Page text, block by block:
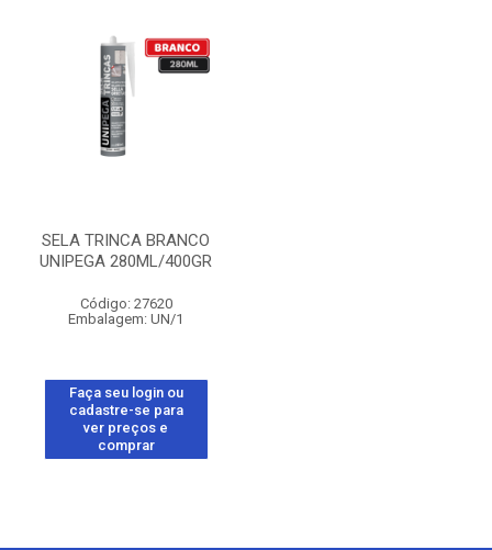
SELA TRINCA BRANCO
UNIPEGA 280ML/400GR
Código: 27620
Embalagem: UN/1
Faça seu login ou
cadastre-se para
ver preços e
comprar